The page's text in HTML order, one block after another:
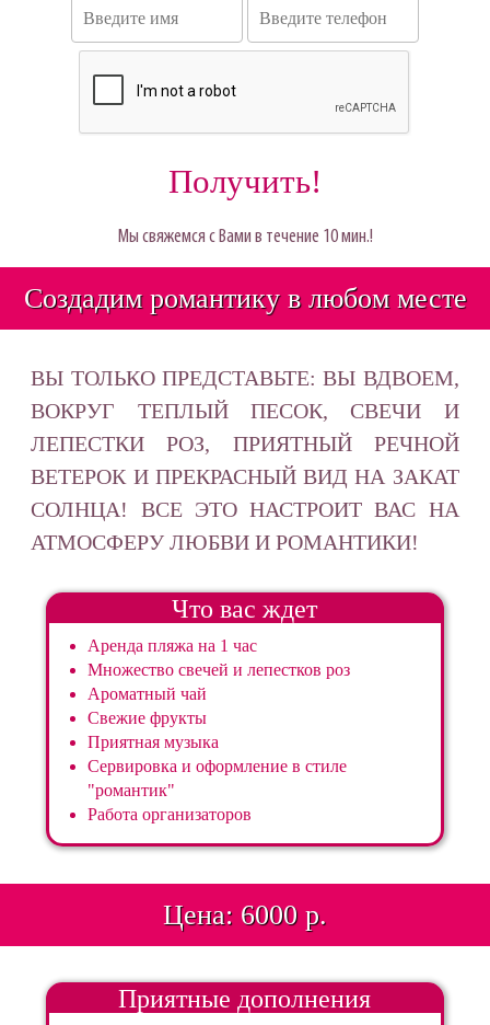
Мы свяжемся с Вами в течение 10 мин.!
Создадим романтику в любом месте
ВЫ ТОЛЬКО ПРЕДСТАВЬТЕ: ВЫ ВДВОЕМ,
ВОКРУГ ТЕПЛЫЙ ПЕСОК, СВЕЧИ И
ЛЕПЕСТКИ РОЗ, ПРИЯТНЫЙ РЕЧНОЙ
ВЕТЕРОК И ПРЕКРАСНЫЙ ВИД НА ЗАКАТ
СОЛНЦА! ВСЕ ЭТО НАСТРОИТ ВАС НА
АТМОСФЕРУ ЛЮБВИ И РОМАНТИКИ!
Что вас ждет
Аренда пляжа на 1 час
Множество свечей и лепестков роз
Ароматный чай
Свежие фрукты
Приятная музыка
Сервировка и оформление в стиле
"романтик"
Работа организаторов
Цена: 6000 р.
Приятные дополнения